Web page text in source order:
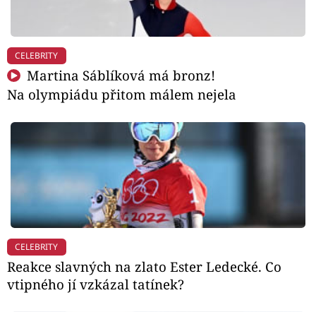
Sledujte nás
CELEBRITY
Martina Sáblíková má bronz!
Na olympiádu přitom málem nejela
CELEBRITY
Reakce slavných na zlato Ester Ledecké. Co
vtipného jí vzkázal tatínek?